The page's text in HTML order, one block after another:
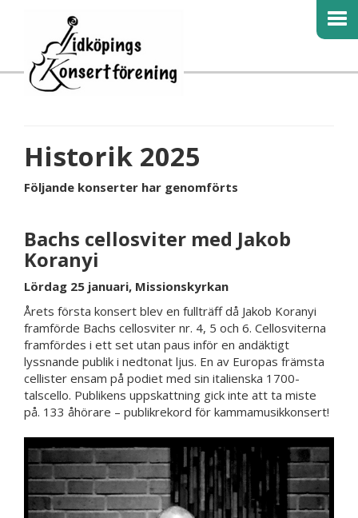
Historik 2025
Följande konserter har genomförts
Bachs cellosviter med Jakob
Koranyi
Lördag 25 januari, Missionskyrkan
Årets första konsert blev en fullträff då Jakob Koranyi
framförde Bachs cellosviter nr. 4, 5 och 6. Cellosviterna
framfördes i ett set utan paus inför en andäktigt
lyssnande publik i nedtonat ljus. En av Europas främsta
cellister ensam på podiet med sin italienska 1700-
talscello. Publikens uppskattning gick inte att ta miste
på. 133 åhörare – publikrekord för kammamusikkonsert!